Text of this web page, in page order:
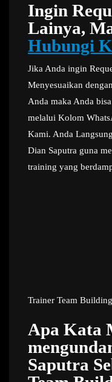
Ingin
Lainya,
Hubungi
Jika Anda ingin
Menyesuaikan
Anda maka Anda
melalui Kolom
Kami. Anda
Dian Saputra guna
training yang
Trainer Team
Apa Kata
Saputra